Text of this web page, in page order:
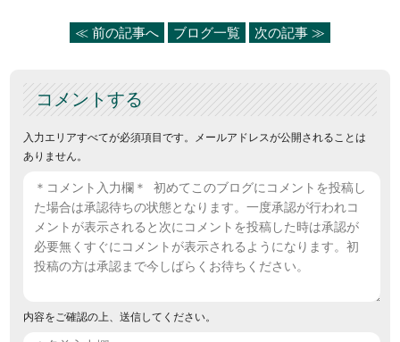
≪ 前の記事へ ブログ一覧 次の記事 ≫
コメントする
入力エリアすべてが必須項目です。メールアドレスが公開されることは
ありません。
内容をご確認の上、送信してください。